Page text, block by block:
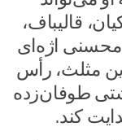
قالیباف،
محسنی اژه‌ای
مثلث، رأس
طوفان‌زده
کند.